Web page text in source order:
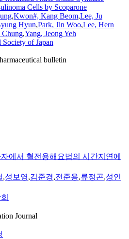
Cells by Scoparone
,Kwon#, Kang Beom,Lee, Ju
Hyun,Park, Jin Woo,Lee, Hern
Chung,Yang, JeongYeh
Society of Japan
bulletin
에서 혈전용해요법의 시간지연에
,성보영,김준경,전준용,류정곤,성인
Journal